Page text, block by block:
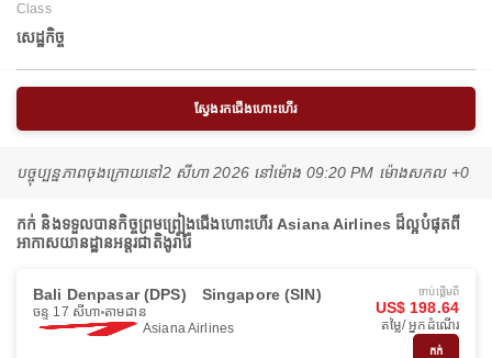
Class
សេដ្ឋកិច្ច
ស្វែងរកជើងហោះហើរ
បច្ចុប្បន្នភាពចុងក្រោយនៅ2 សីហា 2026 នៅ​ម៉ោង 09:20 PM ម៉ោង​សកល +0
កក់ និងទទួលបានកិច្ចព្រមព្រៀងជើងហោះហើរ Asiana Airlines ដ៏ល្អបំផុតពី
អាកាសយានដ្ឋានអន្តរជាតិងូរ៉ារ៉ៃ
Bali Denpasar (DPS) Singapore (SIN)
ចន្ទ 17 សីហា តាមដាន
Asiana Airlines
ចាប់ផ្ដើមពី
US$ 198.64
តម្លៃ/ អ្នកដំណើរ
កក់